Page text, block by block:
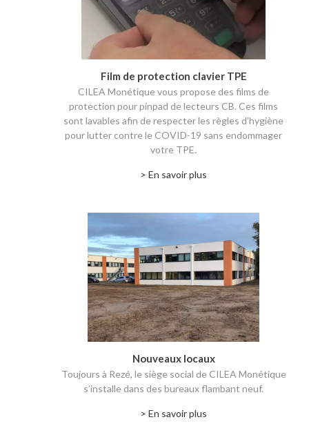
Film de protection clavier TPE
CILEA Monétique vous propose des films de
protection pour pinpad de lecteurs CB. Ces films
sont lavables afin de respecter les règles d’hygiène
pour lutter contre le COVID-19 sans endommager
votre TPE.
> En savoir plus
Nouveaux locaux
Toujours à Rezé, le siège social de CILEA Monétique
s’installe dans des bureaux flambant neuf.
> En savoir plus